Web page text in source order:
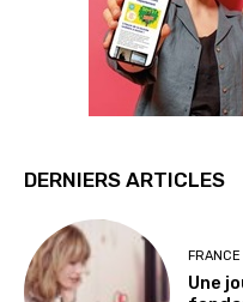
DERNIERS ARTICLES
FRANCE
Une